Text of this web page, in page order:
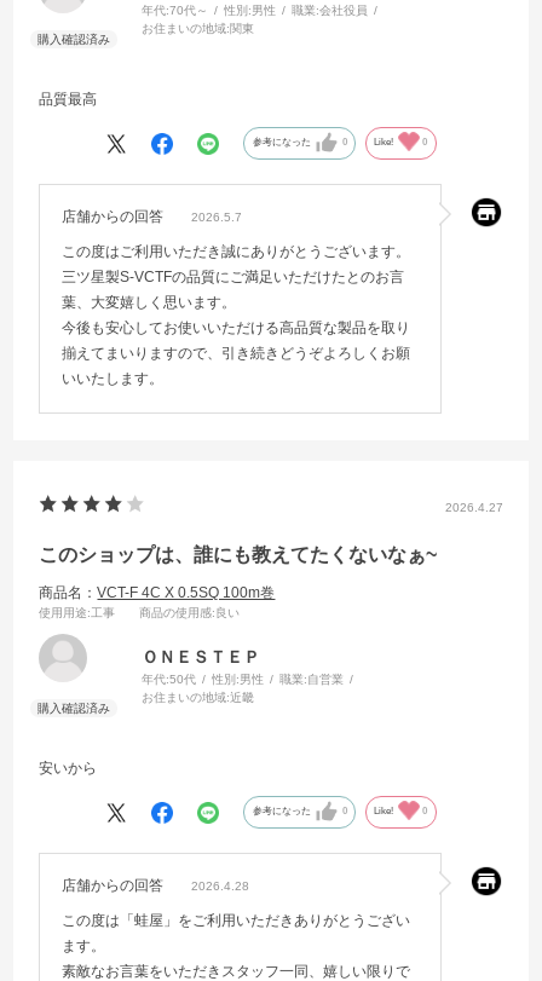
年代:70代～ 性別:男性 職業:会社役員
お住まいの地域:関東
品質最高
参考になった 0 Like! 0
店舗からの回答 2026.5.7
この度はご利用いただき誠にありがとうございます。
三ツ星製S-VCTFの品質にご満足いただけたとのお言
葉、大変嬉しく思います。
今後も安心してお使いいただける高品質な製品を取り
揃えてまいりますので、引き続きどうぞよろしくお願
いいたします。
2026.4.27
このショップは、誰にも教えてたくないなぁ~
商品名：VCT-F 4C X 0.5SQ 100m巻
使用用途:工事 商品の使用感:良い
ＯＮＥＳＴＥＰ
年代:50代 性別:男性 職業:自営業
お住まいの地域:近畿
安いから
参考になった 0 Like! 0
店舗からの回答 2026.4.28
この度は「蛙屋」をご利用いただきありがとうござい
ます。
素敵なお言葉をいただきスタッフ一同、嬉しい限りで